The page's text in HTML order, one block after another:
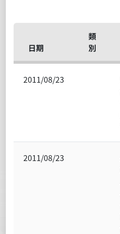
日期
類
別
2011/08/23
2011/08/23